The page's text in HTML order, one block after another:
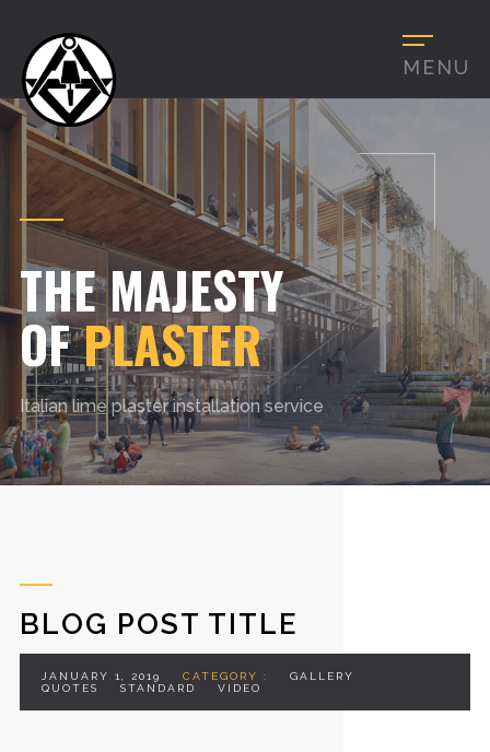
MENU
THE MAJESTY
OFPLASTER
Italian lime plaster installation service
BLOG POST TITLE
JANUARY 1, 2019 CATEGORY :
GALLERY
QUOTES
STANDARD VIDEO